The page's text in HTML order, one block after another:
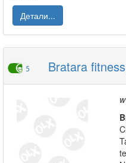
Детали...
5 Bratara